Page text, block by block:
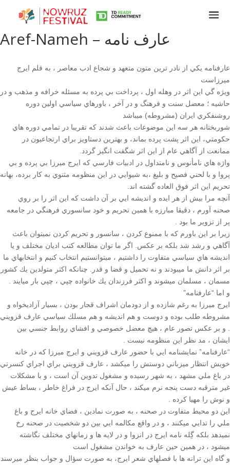
Aref-Nameh – عارف نامه
عارفنامه يكي از نادر ترين متون متعهد و شجاع ادب معاصر ، به قلم ايرج
ميرزاست
ويژه گي اين اثر در وهله اول ، پرداخت بي پرده به مسئله خرافه و مذهب و در
حاشيه ؛ معضل سنت و فرهنگ و در آخر ، باورهاي سياسي اولين دوره
روشنفكري ايران (مشروطه) ميباشد
شوربختانه هر سه اين موضوعات باعث شدند كه تقريبا در تمامي دوره هاي
حكومتي، اين اثر پشت پرده بماند، و بهترين دستاويز براي ارتجاعيون در
ممانعت از آگاهي عام از اين اثر شگفت انگيز گردد.
واژه هاي نامأنوس و نامتداول در ادبيات فارسي كه ايرج ميرزا بي پرده و بي
پروا و با لحني فصيح و بليغ ،به شيوايي در اين منظومه مثنوي به كار برده، بهانه
تحريم اين اثر فوق العاده گشته اند.
آنچه مرا بيش از هر ايده و انديشه ايي بر آن داشت كه اين اثر را بر روي
صحنه آورم ، دقيقا مبارزه با همين تحريم و خود سانسوري فرهنگي در جامعه
پر از تزوير ما بود .
زيرا بر اين باورم كه با ممنوع كردن ، سانسور و تحريم كردن نميتوان باعث
آگاهي و رشد شد بلكه بر عكس. اگر ما توان مطالعه كتب اديان مختلف و يا
انديشه هاي سياسي متفاوت را داشتيم ، ميتوانستيم انتخاب كنيم و انتخابهاي ما
بر اثر دانش ما ميبودند و نه تحميل و قضا و قدر. چنانكه اكثر متولدین يك كشور
مسمان ، مسلمان ميشوند و اكثر فرزندان يك خانواده چپي ، چپي بار ميايند .
و اما “عارفنامه”
ايرج ميرزا به رغم شازده و از دودمان اشراف قجار بودن ، بسيار آزاديخواه و
مشروطه طلب بوده و دوست و هم انديشه و هم مسلك سياسي عارف قزويني
. و بر عكس تصور عام ، هيچ معضل خصوصي و افشاي روابط جنسي بين
ايشان ، مد نظر اين منظومه نيست .
“عارفنامه” نمايشنامه ايي با حضور عارف قزويني و ايرج ميرزا كه در خانه
خويش انتظار ميزباني دوستش را ميكشد ، عارف قزويني براي اجراي كنسرتي
در باغ ملي مشهد ، به شهر رسيده و مشغول تدوين آن است ، و با مشكلات
غير مترقبه دست پنجه نرم ميكند ، حال آنكه ايرج در فراغ خاطر ، بساط عيش
و نوش را مهيا كرده .
اين دو محيط متفاوت در صحنه ، به صورت نمادين ، فضاي خانه ايرج و باغ
ملي را تدايي ميكنند ، و در واقع مكالمه ايي بين دو شخصيت در صحنه رخ
نميدهد بلكه گِله نامه ايرج در انزوا و در لايه ها و زمانهاي مختلف نگاشته
ميشود ، در همين حين عارف به خواندن مشغول است
و گاه اين ترانه ها با فصلهاي شعر ايرج، به صورت سؤال و جواب بنظر ميرسند
Tirgan
Summer
Tirgan
Tirgan
2017
Tirgan
2015
Tirgan
Tirgan
2011
Tirgan
Nowruz
Spring
Festivals
Nowruz
Nowruz
Nowruz